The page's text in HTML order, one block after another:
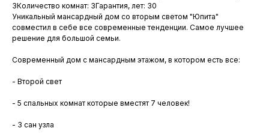
3Количество комнат: 3Гарантия, лет: 30
Уникальный мансардный дом со вторым светом "Юпита"
совместил в себе все современные тенденции. Самое лучшее
решение для большой семьи.
Современный дом с мансардным этажом, в котором есть все:
- Второй свет
- 5 спальных комнат которые вместят 7 человек!
- 3 сан узла